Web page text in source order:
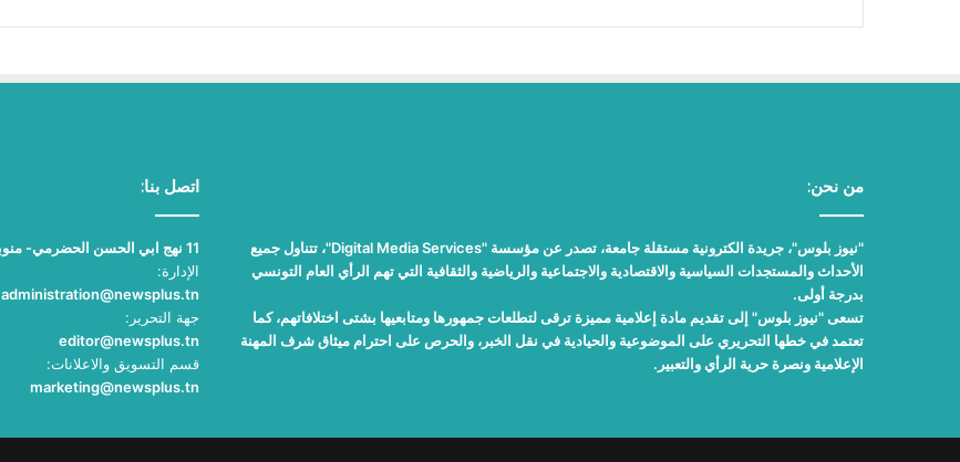
من نحن:
"نيوز بلوس"، جريدة الكترونية مستقلة جامعة، تصدر عن مؤسسة "Digital Media Services"، تتناول جميع
الأحداث والمستجدات السياسية والاقتصادية والاجتماعية والرياضية والثقافية التي تهم الرأي العام التونسي
بدرجة أولى.
تسعى "نيوز بلوس" إلى تقديم مادة إعلامية مميزة ترقى لتطلعات جمهورها ومتابعيها بشتى اختلافاتهم، كما
تعتمد في خطها التحريري على الموضوعية والحيادية في نقل الخبر، والحرص على احترام ميثاق شرف المهنة
الإعلامية ونصرة حرية الرأي والتعبير.
اتصل بنا:
11 نهج ابي الحسن الحضرمي- منوبة - تونس
الإدارة:
administration@newsplus.tn
جهة التحرير:
editor@newsplus.tn
قسم التسويق والاعلانات:
marketing@newsplus.tn